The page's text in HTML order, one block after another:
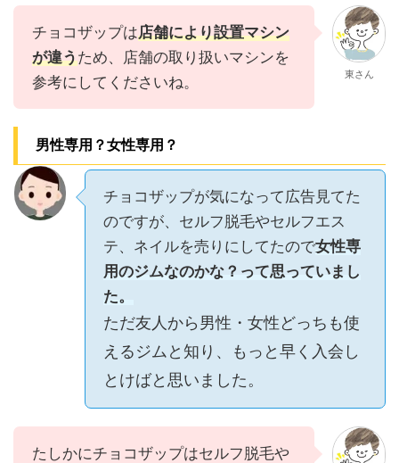
チョコザップは店舗により設置マシン
が違うため、店舗の取り扱いマシンを
参考にしてくださいね。
東さん
男性専用？女性専用？
チョコザップが気になって広告見てた
のですが、セルフ脱毛やセルフエス
テ、ネイルを売りにしてたので女性専
用のジムなのかな？って思っていまし
た。
ただ友人から男性・女性どっちも使
えるジムと知り、もっと早く入会し
とけばと思いました。
たしかにチョコザップはセルフ脱毛や